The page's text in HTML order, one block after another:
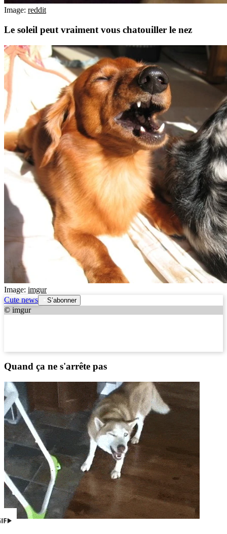
Image: reddit
Le soleil peut vraiment vous chatouiller le nez
Image: imgur
Cute news
S’abonner
© imgur
Quand ça ne s'arrête pas